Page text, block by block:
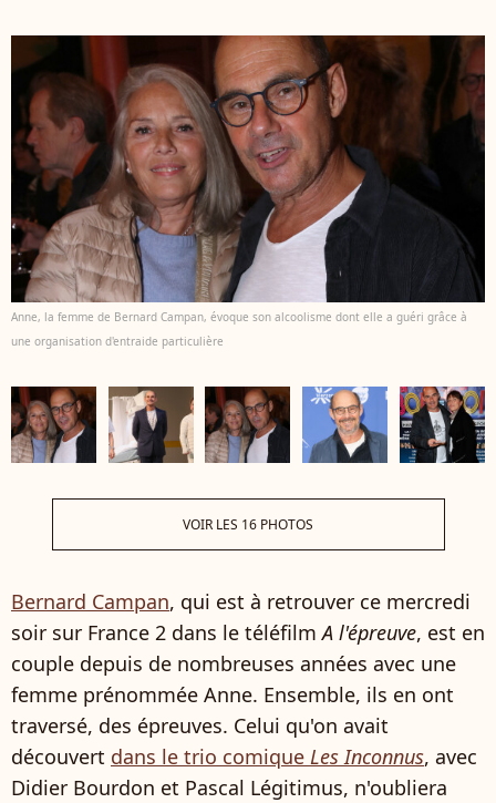
Anne, la femme de Bernard Campan, évoque son alcoolisme dont elle a guéri grâce à
une organisation d'entraide particulière
VOIR LES 16 PHOTOS
Bernard Campan, qui est à retrouver ce mercredi
soir sur France 2 dans le téléfilmA l'épreuve, est en
couple depuis de nombreuses années avec une
femme prénommée Anne. Ensemble, ils en ont
traversé, des épreuves. Celui qu'on avait
découvert dans le trio comique Les Inconnus, avec
Didier Bourdon et Pascal Légitimus, n'oubliera